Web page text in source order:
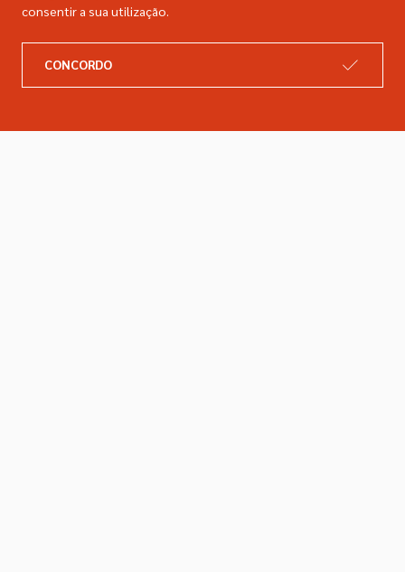
Catálogo
consentir a sua utilização.
CONCORDO